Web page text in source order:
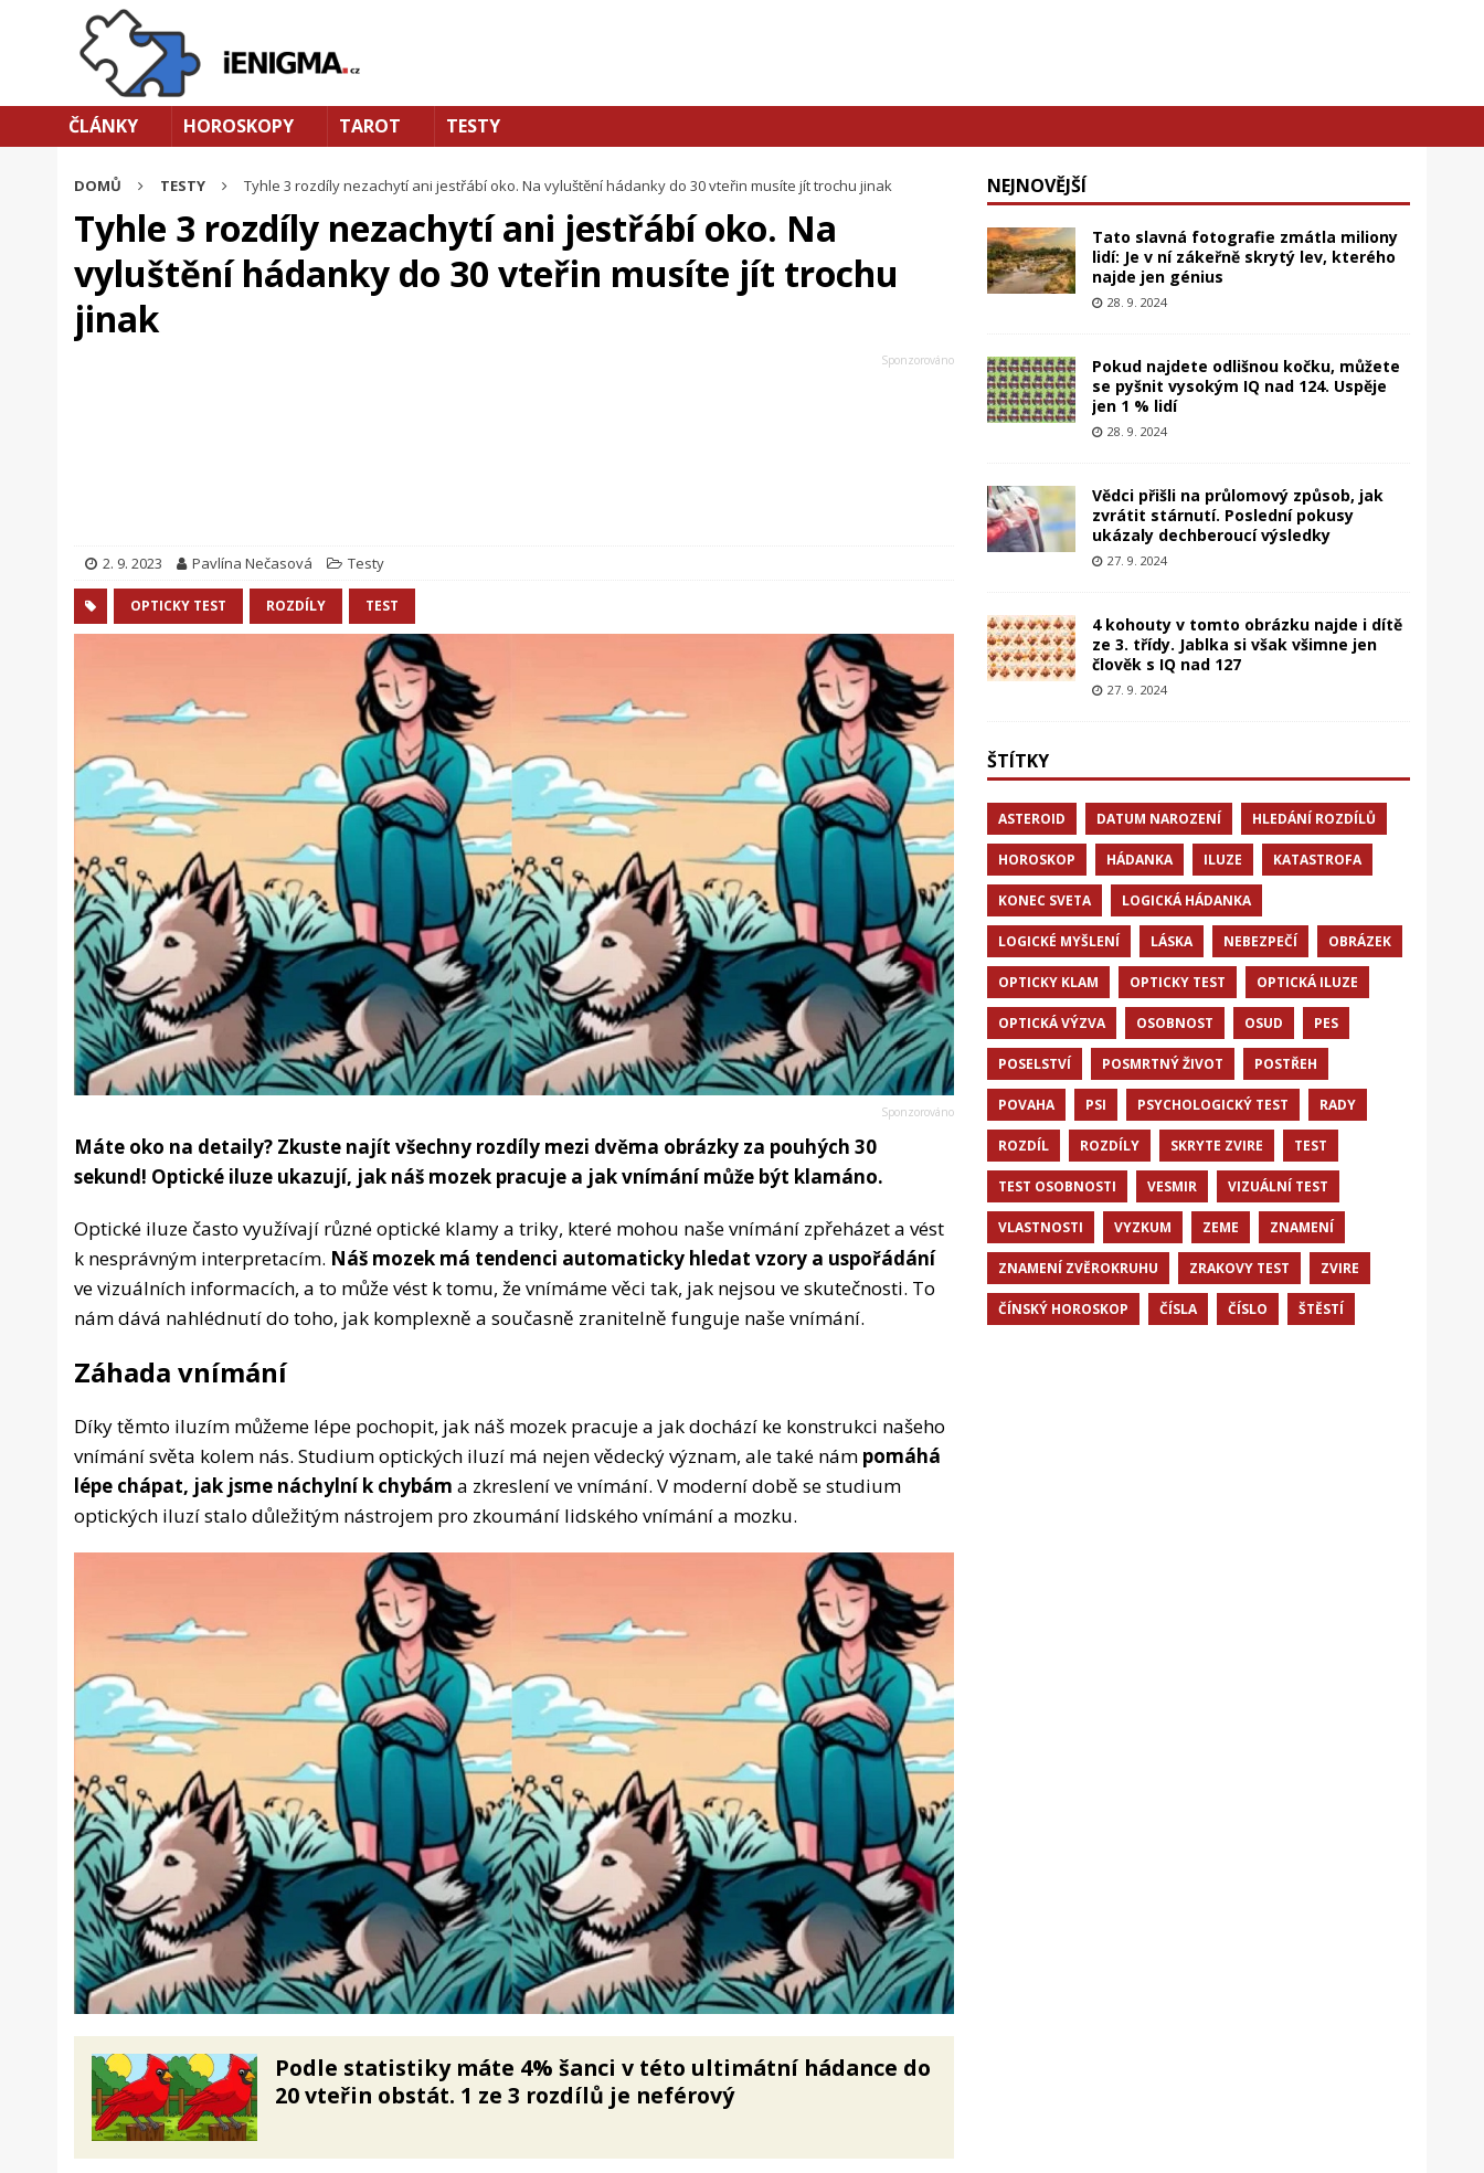
ČLÁNKY HOROSKOPY TAROT TESTY
DOMŮ TESTY Tyhle 3 rozdíly nezachytí ani jestřábí oko. Na vyluštění hádanky do 30 vteřin musíte jít trochu jinak
Tyhle 3 rozdíly nezachytí ani jestřábí oko. Na
vyluštění hádanky do 30 vteřin musíte jít trochu
jinak
2. 9. 2023 Pavlína Nečasová Testy
OPTICKY TEST ROZDÍLY TEST
Máte oko na detaily? Zkuste najít všechny rozdíly mezi dvěma obrázky za pouhých 30
sekund! Optické iluze ukazují, jak náš mozek pracuje a jak vnímání může být klamáno.
Optické iluze často využívají různé optické klamy a triky, které mohou naše vnímání zpřeházet a vést
k nesprávným interpretacím. Náš mozek má tendenci automaticky hledat vzory a uspořádání
ve vizuálních informacích, a to může vést k tomu, že vnímáme věci tak, jak nejsou ve skutečnosti. To
nám dává nahlédnutí do toho, jak komplexně a současně zranitelně funguje naše vnímání.
Záhada vnímání
Díky těmto iluzím můžeme lépe pochopit, jak náš mozek pracuje a jak dochází ke konstrukci našeho
vnímání světa kolem nás. Studium optických iluzí má nejen vědecký význam, ale také nám pomáhá
lépe chápat, jak jsme náchylní k chybám a zkreslení ve vnímání. V moderní době se studium
optických iluzí stalo důležitým nástrojem pro zkoumání lidského vnímání a mozku.
Podle statistiky máte 4% šanci v této ultimátní hádance do
20 vteřin obstát. 1 ze 3 rozdílů je neférový
NEJNOVĚJŠÍ
Tato slavná fotografie zmátla miliony
lidí: Je v ní zákeřně skrytý lev, kterého
najde jen génius
28. 9. 2024
Pokud najdete odlišnou kočku, můžete
se pyšnit vysokým IQ nad 124. Uspěje
jen 1 % lidí
28. 9. 2024
Vědci přišli na průlomový způsob, jak
zvrátit stárnutí. Poslední pokusy
ukázaly dechberoucí výsledky
27. 9. 2024
4 kohouty v tomto obrázku najde i dítě
ze 3. třídy. Jablka si však všimne jen
člověk s IQ nad 127
27. 9. 2024
ŠTÍTKY
ASTEROID DATUM NAROZENÍ HLEDÁNÍ ROZDÍLŮ
HOROSKOP HÁDANKA ILUZE KATASTROFA
KONEC SVETA LOGICKÁ HÁDANKA
LOGICKÉ MYŠLENÍ LÁSKA NEBEZPEČÍ OBRÁZEK
OPTICKY KLAM OPTICKY TEST OPTICKÁ ILUZE
OPTICKÁ VÝZVA OSOBNOST OSUD PES
POSELSTVÍ POSMRTNÝ ŽIVOT POSTŘEH
POVAHA PSI PSYCHOLOGICKÝ TEST RADY
ROZDÍL ROZDÍLY SKRYTE ZVIRE TEST
TEST OSOBNOSTI VESMIR VIZUÁLNÍ TEST
VLASTNOSTI VYZKUM ZEME ZNAMENÍ
ZNAMENÍ ZVĚROKRUHU ZRAKOVY TEST ZVIRE
ČÍNSKÝ HOROSKOP ČÍSLA ČÍSLO ŠTĚSTÍ